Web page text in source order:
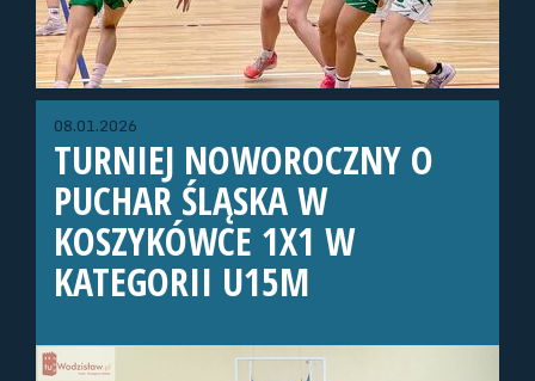
08.01.2026
TURNIEJ NOWOROCZNY O
PUCHAR ŚLĄSKA W
KOSZYKÓWCE 1X1 W
KATEGORII U15M